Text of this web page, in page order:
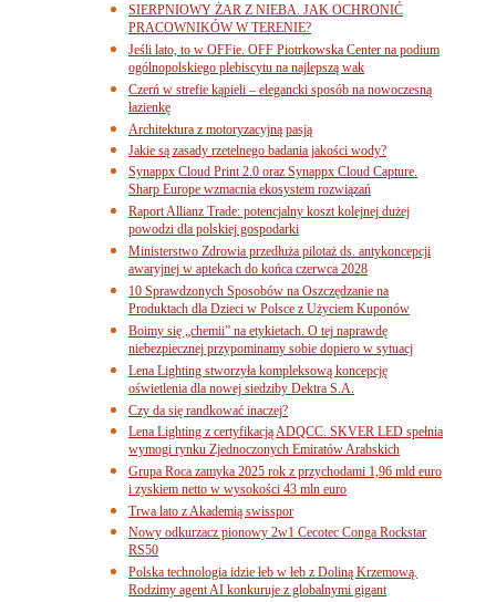
SIERPNIOWY ŻAR Z NIEBA. JAK OCHRONIĆ
PRACOWNIKÓW W TERENIE?
Jeśli lato, to w OFFie. OFF Piotrkowska Center na podium
ogólnopolskiego plebiscytu na najlepszą wak
Czerń w strefie kąpieli – elegancki sposób na nowoczesną
łazienkę
Architektura z motoryzacyjną pasją
Jakie są zasady rzetelnego badania jakości wody?
Synappx Cloud Print 2.0 oraz Synappx Cloud Capture.
Sharp Europe wzmacnia ekosystem rozwiązań
Raport Allianz Trade: potencjalny koszt kolejnej dużej
powodzi dla polskiej gospodarki
Ministerstwo Zdrowia przedłuża pilotaż ds. antykoncepcji
awaryjnej w aptekach do końca czerwca 2028
10 Sprawdzonych Sposobów na Oszczędzanie na
Produktach dla Dzieci w Polsce z Użyciem Kuponów
Boimy się „chemii” na etykietach. O tej naprawdę
niebezpiecznej przypominamy sobie dopiero w sytuacj
Lena Lighting stworzyła kompleksową koncepcję
oświetlenia dla nowej siedziby Dektra S.A.
Czy da się randkować inaczej?
Lena Lighting z certyfikacją ADQCC. SKVER LED spełnia
wymogi rynku Zjednoczonych Emiratów Arabskich
Grupa Roca zamyka 2025 rok z przychodami 1,96 mld euro
i zyskiem netto w wysokości 43 mln euro
Trwa lato z Akademią swisspor
Nowy odkurzacz pionowy 2w1 Cecotec Conga Rockstar
RS50
Polska technologia idzie łeb w łeb z Doliną Krzemową.
Rodzimy agent AI konkuruje z globalnymi gigant